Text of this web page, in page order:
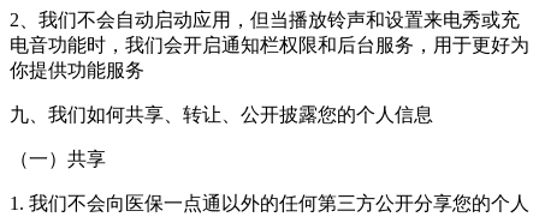
2、我们不会自动启动应用，但当播放铃声和设置来电秀或充
电音功能时，我们会开启通知栏权限和后台服务，用于更好为
你提供功能服务
九、我们如何共享、转让、公开披露您的个人信息
（一）共享
1. 我们不会向医保一点通以外的任何第三方公开分享您的个人